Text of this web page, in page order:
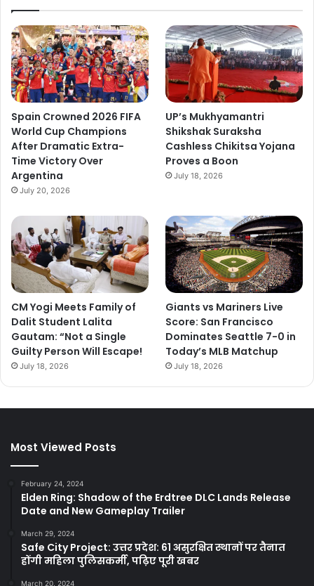
Spain Crowned 2026 FIFA
World Cup Champions
After Dramatic Extra-
Time Victory Over
Argentina
July 20, 2026
UP’s Mukhyamantri
Shikshak Suraksha
Cashless Chikitsa Yojana
Proves a Boon
July 18, 2026
CM Yogi Meets Family of
Dalit Student Lalita
Gautam: “Not a Single
Guilty Person Will Escape!
July 18, 2026
Giants vs Mariners Live
Score: San Francisco
Dominates Seattle 7-0 in
Today’s MLB Matchup
July 18, 2026
Most Viewed Posts
February 24, 2024
Elden Ring: Shadow of the Erdtree DLC Lands Release
Date and New Gameplay Trailer
March 29, 2024
Safe City Project: उत्तर प्रदेश: 61 असुरक्षित स्थानों पर तैनात
होंगी महिला पुलिसकर्मी, पढ़िए पूरी खबर
March 20, 2024